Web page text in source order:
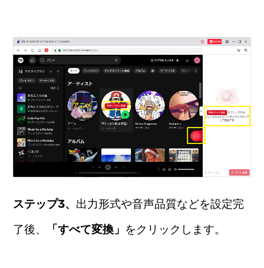
ステップ3、 出力形式や音声品質などを設定完
了後、
「すべて変換」 をクリックします。